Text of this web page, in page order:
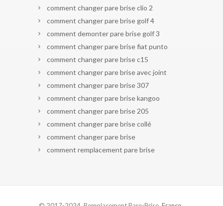
comment changer pare brise clio 2
comment changer pare brise golf 4
comment demonter pare brise golf 3
comment changer pare brise fiat punto
comment changer pare brise c15
comment changer pare brise avec joint
comment changer pare brise 307
comment changer pare brise kangoo
comment changer pare brise 205
comment changer pare brise collé
comment changer pare brise
comment remplacement pare brise